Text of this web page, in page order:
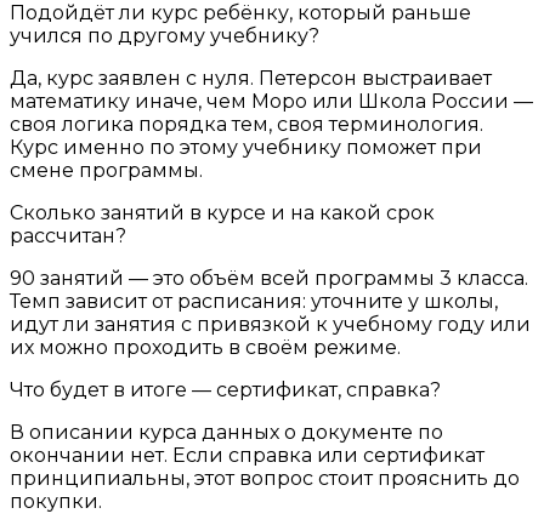
Подойдёт ли курс ребёнку, который раньше
учился по другому учебнику?
Да, курс заявлен с нуля. Петерсон выстраивает
математику иначе, чем Моро или Школа России —
своя логика порядка тем, своя терминология.
Курс именно по этому учебнику поможет при
смене программы.
Сколько занятий в курсе и на какой срок
рассчитан?
90 занятий — это объём всей программы 3 класса.
Темп зависит от расписания: уточните у школы,
идут ли занятия с привязкой к учебному году или
их можно проходить в своём режиме.
Что будет в итоге — сертификат, справка?
В описании курса данных о документе по
окончании нет. Если справка или сертификат
принципиальны, этот вопрос стоит прояснить до
покупки.